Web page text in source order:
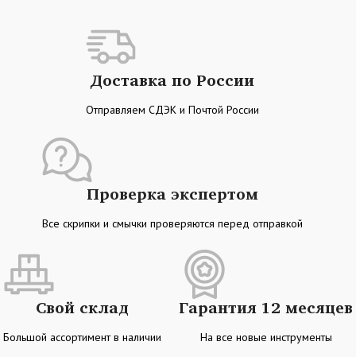
Доставка по России
Отправляем СДЭК и Почтой России
Проверка экспертом
Все скрипки и смычки проверяются перед отправкой
Свой склад
Большой ассортимент в наличии
Гарантия 12 месяцев
На все новые инструменты